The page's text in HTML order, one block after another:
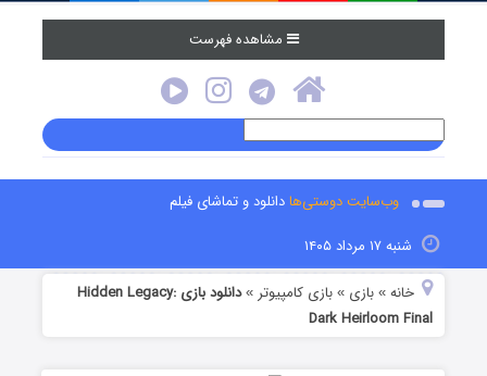
مشاهده فهرست
وب‌سایت دوستی‌هادانلود و تماشای فیلم
شنبه ۱۷ مرداد ۱۴۰۵
خانه »بازی »بازی کامپیوتر »
دانلود بازی Hidden Legacy:
Dark Heirloom Final